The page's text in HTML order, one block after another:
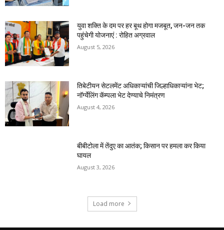
युवा शक्ति के दम पर हर बूथ होगा मजबूत, जन-जन तक
पहुंचेगी योजनाएं : रोहित अग्रवाल
August 5, 2026
तिबेटीयन सेटलमेंट अधिकाऱ्यांची जिल्हाधिकाऱ्यांना भेट;
नॉर्ग्येलिंग कॅम्पला भेट देण्याचे निमंत्रण
August 4, 2026
बीबीटोला में तेंदुए का आतंक; किसान पर हमला कर किया
घायल
August 3, 2026
Load more